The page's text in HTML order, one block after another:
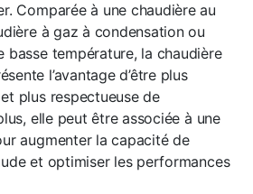
Comparée à une chaudière au
à gaz à condensation ou
basse température, la chaudière
l’avantage d’être plus
plus respectueuse de
elle peut être associée à une
augmenter la capacité de
et optimiser les performances